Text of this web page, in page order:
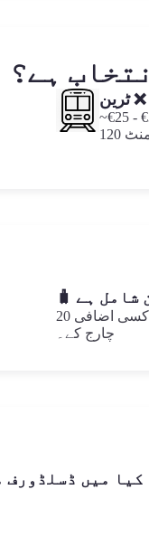
ہے؟
ٹرین ❌
~€25 -
شامل ہے
20 کلوگرام کا سوٹ کیس اور ہینڈ لگیج بغیر کسی اضافی
چارج کے۔
کیا میں ڈسلڈورف